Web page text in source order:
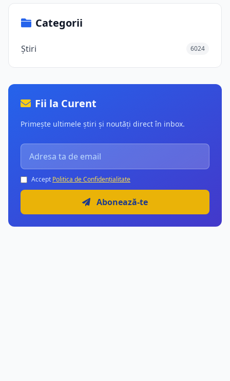
Categorii
Știri 6024
Fii la Curent
Primește ultimele știri și noutăți direct în inbox.
Accept Politica de Confidențialitate
Abonează-te